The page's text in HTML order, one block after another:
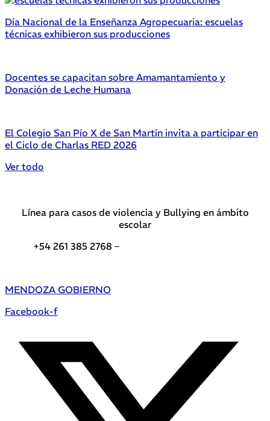
Día Nacional de la Enseñanza Agropecuaria: escuelas
técnicas exhibieron sus producciones
Docentes se capacitan sobre Amamantamiento y
Donación de Leche Humana
El Colegio San Pío X de San Martín invita a participar en
el Ciclo de Charlas RED 2026
Ver todo
Línea para casos de violencia y Bullying en ámbito
escolar
+54 261 385 2768 –
MENDOZA GOBIERNO
Facebook-f